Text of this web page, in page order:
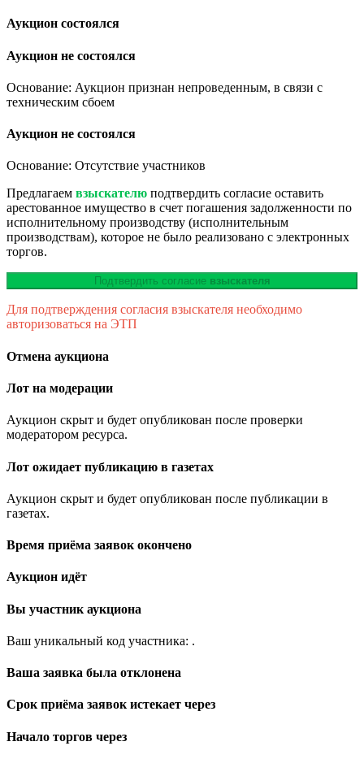
Аукцион состоялся
Аукцион не состоялся
Основание: Аукцион признан непроведенным, в связи с
техническим сбоем
Аукцион не состоялся
Основание: Отсутствие участников
Предлагаем взыскателю подтвердить согласие оставить
арестованное имущество в счет погашения задолженности по
исполнительному производству (исполнительным
производствам), которое не было реализовано с электронных
торгов.
Подтвердить согласие взыскателя
Для подтверждения согласия взыскателя необходимо
авторизоваться на ЭТП
Отмена аукциона
Лот на модерации
Аукцион скрыт и будет опубликован после проверки
модератором ресурса.
Лот ожидает публикацию в газетах
Аукцион скрыт и будет опубликован после публикации в
газетах.
Время приёма заявок окончено
Аукцион идёт
Вы участник аукциона
Ваш уникальный код участника: .
Ваша заявка была отклонена
Срок приёма заявок истекает через
Начало торгов через